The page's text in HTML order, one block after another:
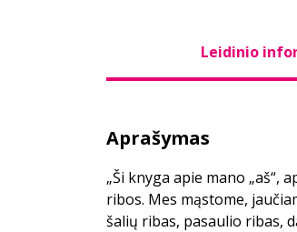
Leidinio
Aprašymas
„Ši knyga apie mano „aš“,
ribos. Mes mąstome,
šalių ribas, pasaulio ribas,